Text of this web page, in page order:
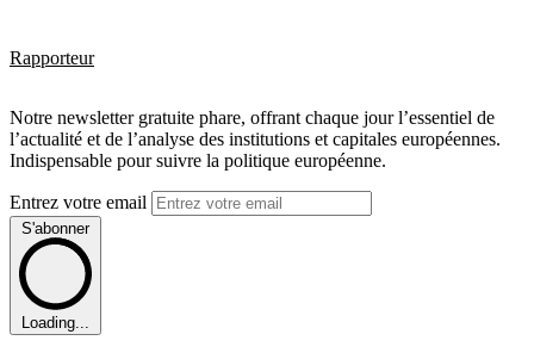
Rapporteur
Notre newsletter gratuite phare, offrant chaque jour l’essentiel de
l’actualité et de l’analyse des institutions et capitales européennes.
Indispensable pour suivre la politique européenne.
Entrez votre email
S'abonner
Loading...